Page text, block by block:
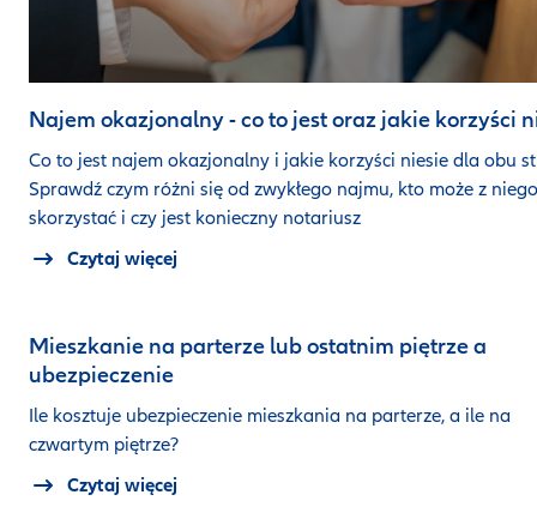
Najem okazjonalny - co to jest oraz jakie korzyści
Co to jest najem okazjonalny i jakie korzyści niesie dla obu
Sprawdź czym różni się od zwykłego najmu, kto może z niego
skorzystać i czy jest konieczny notariusz
Czytaj więcej
Mieszkanie na parterze lub ostatnim piętrze a
ubezpieczenie
Ile kosztuje ubezpieczenie mieszkania na parterze, a ile na
czwartym piętrze?
Czytaj więcej